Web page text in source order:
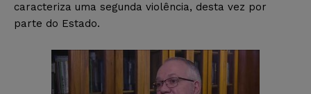
caracteriza uma segunda violência, desta vez por
parte do Estado.